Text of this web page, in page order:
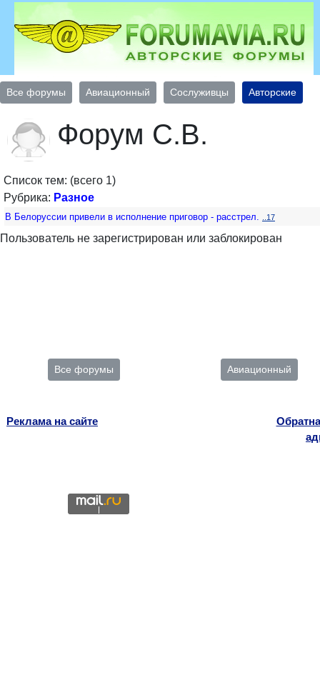
Все форумы Авиационный Сослуживцы Авторские
Форум С.В.
Список тем: (всего 1)
Рубрика: Разное
В Белоруссии привели в исполнение приговор - расстрел. ..17
Пользователь не зарегистрирован или заблокирован
Все форумы Авиационный
Реклама на сайте